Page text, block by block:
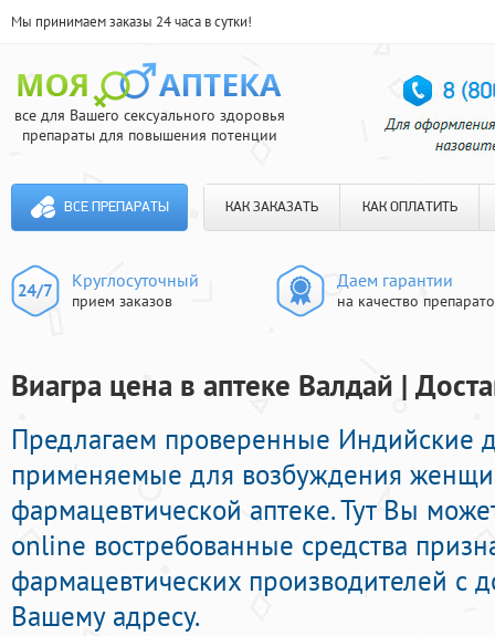
Мы принимаем заказы 24 часа в сутки!
все для Вашего сексуального здоровья
препараты для повышения потенции
ВСЕ ПРЕПАРАТЫ КАК ЗАКАЗАТЬ КАК ОПЛАТИТЬ
Круглосуточный
прием заказов
Даем гарантии
на качество
Виагра цена в аптеке Валдай |
Предлагаем проверенные Индийские
применяемые для возбуждения
фармацевтической аптеке. Тут Вы
online востребованные средства
фармацевтических производителей с
Вашему адресу.